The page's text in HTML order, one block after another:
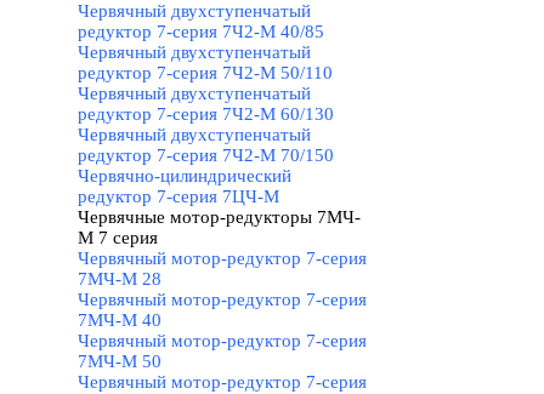
Червячный двухступенчатый
редуктор 7-серия 7Ч2-М 40/85
Червячный двухступенчатый
редуктор 7-серия 7Ч2-М 50/110
Червячный двухступенчатый
редуктор 7-серия 7Ч2-М 60/130
Червячный двухступенчатый
редуктор 7-серия 7Ч2-М 70/150
Червячно-цилиндрический
редуктор 7-серия 7ЦЧ-М
Червячные мотор-редукторы 7МЧ-
М 7 серия
Червячный мотор-редуктор 7-серия
7МЧ-М 28
Червячный мотор-редуктор 7-серия
7МЧ-М 40
Червячный мотор-редуктор 7-серия
7МЧ-М 50
Червячный мотор-редуктор 7-серия